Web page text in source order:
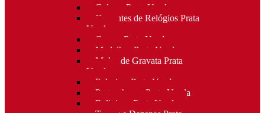
Colares Prata Usada
Correntes de Relógios Prata
Usada
Cruzes Prata Usada
Medalhas Prata Usada
Molas de Gravata Prata
Usada
Pulseiras Prata Usada
Porta-chaves Prata Usada
Religioso Prata Usada